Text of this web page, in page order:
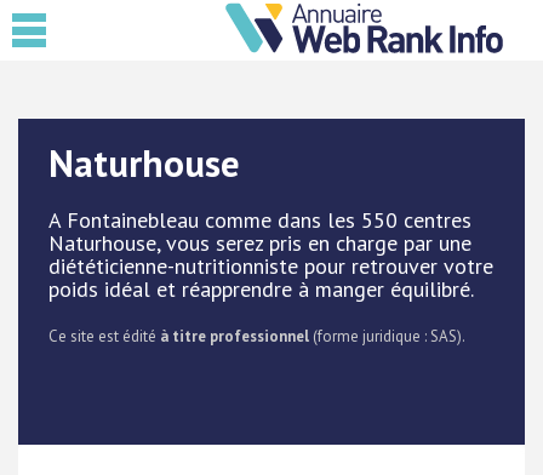
Naturhouse
A Fontainebleau comme dans les 550 centres
Naturhouse, vous serez pris en charge par une
diététicienne-nutritionniste pour retrouver votre
poids idéal et réapprendre à manger équilibré.
Ce site est édité à titre professionnel (forme juridique : SAS).